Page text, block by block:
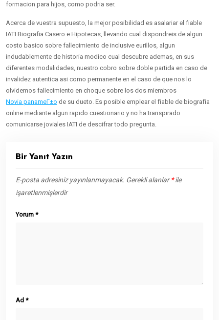
formacion para hijos, como podri­a ser.
Acerca de vuestra supuesto, la mejor posibilidad es asalariar el fiable
IATI Biografia Casero e Hipotecas, llevando cual dispondreis de algun
costo basico sobre fallecimiento de inclusive eurillos, algun
indudablemente de historia modico cual descubre ademas, en sus
diferentes modalidades, nuestro cobro sobre doble partida en caso de
invalidez autentica asi­ como permanente en el caso de que nos lo
olvidemos fallecimiento en choque sobre los dos miembros
Novia panameГ±o de su dueto. Es posible emplear el fiable de biografia
online mediante algun rapido cuestionario y no ha transpirado
comunicarse joviales IATI de descifrar todo pregunta.
Bir Yanıt Yazın
E-posta adresiniz yayınlanmayacak. Gerekli alanlar*ile
işaretlenmişlerdir
Yorum *
Ad *